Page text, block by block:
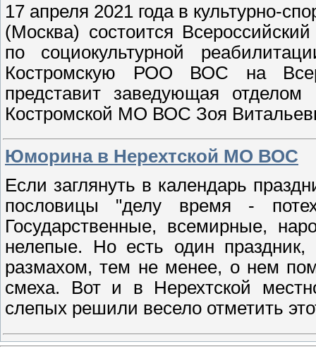
17 апреля 2021 года в культурно-
(Москва) состоится
по социокультурной
Костромскую РОО ВОС на
представит заведующая
Костромской МО ВОС Зоя
Юморина в Нерехтской МО ВОС
Если заглянуть в календарь
пословицы "делу время -
Государственные, всемирные,
нелепые. Но есть один
размахом, тем не менее, о нем
смеха. Вот и в Нерехтской
слепых решили весело отметить